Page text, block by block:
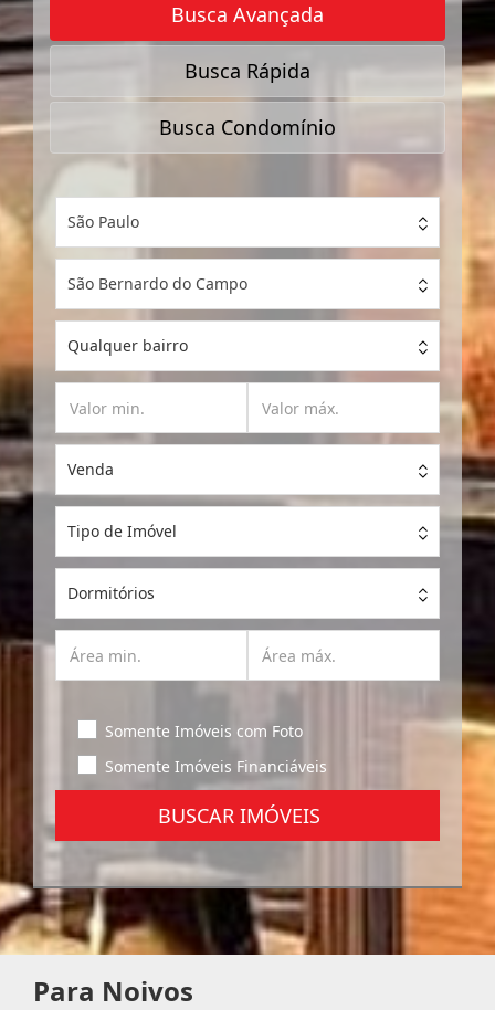
Busca Avançada
Busca Rápida
Busca Condomínio
São Paulo
São Bernardo do Campo
Qualquer bairro
Venda
Tipo de Imóvel
Dormitórios
Somente Imóveis com Foto
Somente Imóveis Financiáveis
BUSCAR IMÓVEIS
Para Noivos